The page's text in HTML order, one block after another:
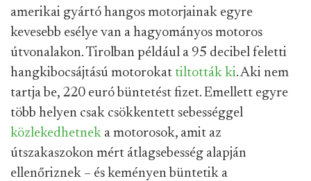
amerikai gyártó hangos motorjainak egyre
kevesebb esélye van a hagyományos motoros
útvonalakon. Tirolban például a 95 decibel feletti
hangkibocsájtású motorokat tiltották ki. Aki nem
tartja be, 220 euró büntetést fizet. Emellett egyre
több helyen csak csökkentett sebességgel
közlekedhetnek a motorosok, amit az
útszakaszokon mért átlagsebesség alapján
ellenőriznek – és keményen büntetik a